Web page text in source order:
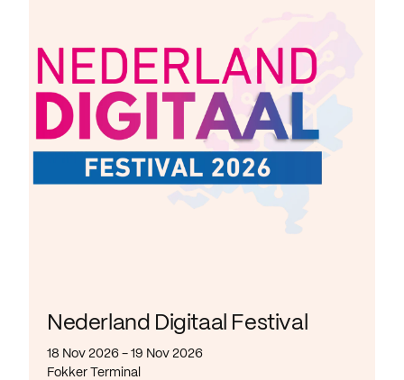
Nederland Digitaal Festival
18 Nov 2026 - 19 Nov 2026
Fokker Terminal